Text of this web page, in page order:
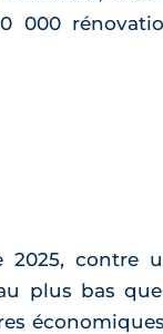
000
2025, contre
plus bas